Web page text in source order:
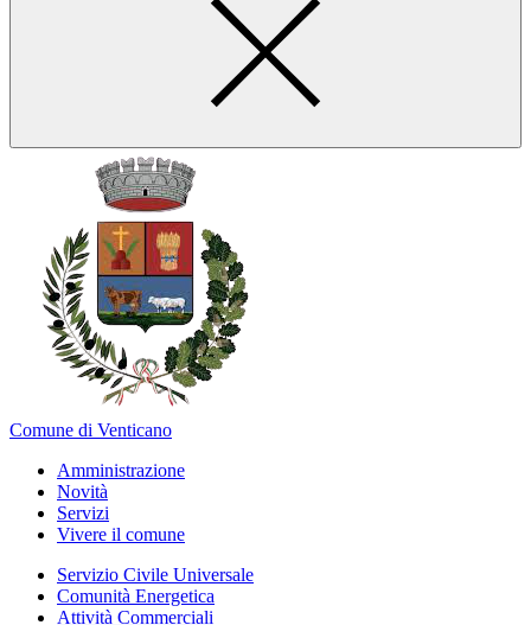
Comune di Venticano
Amministrazione
Novità
Servizi
Vivere il comune
Servizio Civile Universale
Comunità Energetica
Attività Commerciali